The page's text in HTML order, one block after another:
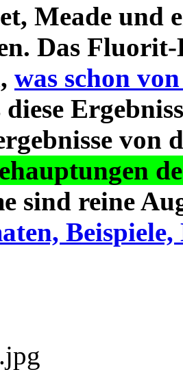
Meade und
Das
was schon
diese
von
sind reine
Beispiele,